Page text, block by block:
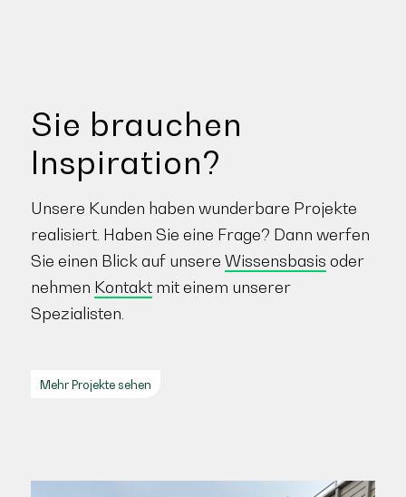
Sie brauchen
Inspiration?
Unsere Kunden haben wunderbare Projekte
realisiert. Haben Sie eine Frage? Dann werfen
Sie einen Blick auf unsere Wissensbasis oder
nehmen Kontaktmit einem unserer
Spezialisten.
Mehr Projekte sehen